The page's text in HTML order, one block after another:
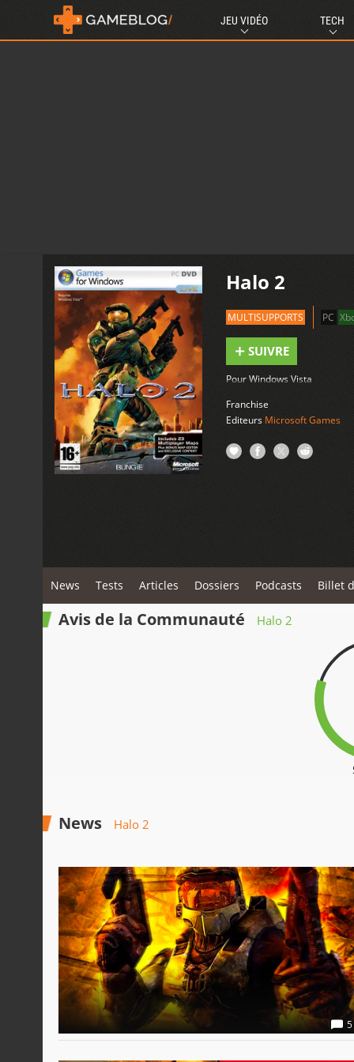
JEU VIDÉO TECH
Halo 2
MULTISUPPORTS PC
SUIVRE
Pour Windows Vista
Franchise
Editeurs Microsoft Games
News Tests Articles Dossiers Podcasts Billet
Avis de la Communauté Halo 2
News Halo 2
5